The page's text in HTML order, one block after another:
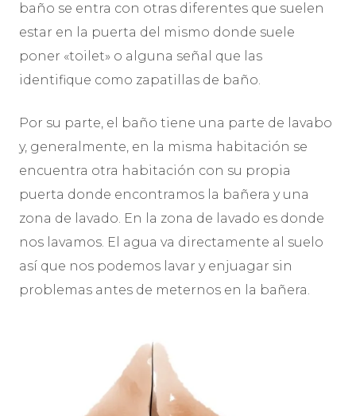
baño se entra con otras diferentes que suelen
estar en la puerta del mismo donde suele
poner «toilet» o alguna señal que las
identifique como zapatillas de baño.
Por su parte, el baño tiene una parte de lavabo
y, generalmente, en la misma habitación se
encuentra otra habitación con su propia
puerta donde encontramos la bañera y una
zona de lavado. En la zona de lavado es donde
nos lavamos. El agua va directamente al suelo
así que nos podemos lavar y enjuagar sin
problemas antes de meternos en la bañera.